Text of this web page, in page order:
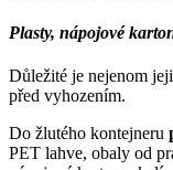
Plasty, nápojové
Důležité je nejenom
před vyhozením.
Do žlutého kontejneru
PET lahve, obaly od